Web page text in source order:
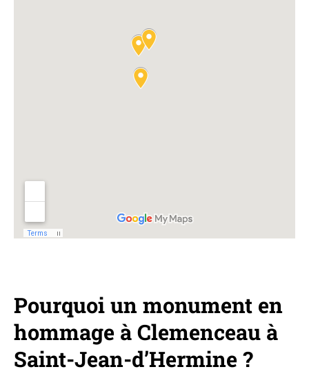
Pourquoi un monument en
hommage à Clemenceau à
Saint-Jean-d’Hermine ?